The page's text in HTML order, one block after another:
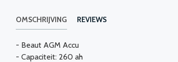
OMSCHRIJVING REVIEWS
- Beaut AGM Accu
- Capaciteit: 260 ah